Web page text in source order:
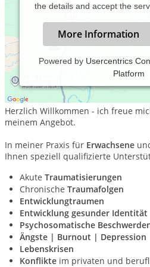
the details and accept the
More Information
Powered by Usercentrics
Platform
Praxis für Psychotherapie,
Selbstwerdung
Herzlich Willkommen - ich freue
meinem Angebot.
In meiner Praxis für Erwachsene
Ihnen speziell qualifizierte
Akute Traumatisierungen
Chronische Traumafolgen
Entwicklungtraumen
Entwicklung gesunder Identität
Psychosomatische
Ängste | Burnout | Depression
Lebenskrisen
Konflikte im privaten und